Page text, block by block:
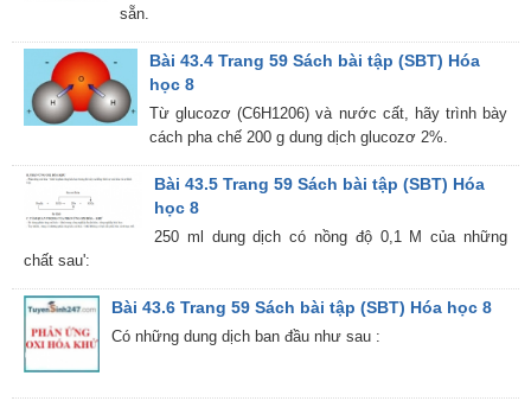
sẵn.
Bài 43.4 Trang 59 Sách bài tập (SBT) Hóa
học 8
Từ glucozơ (C6H1206) và nước cất, hãy trình bày
cách pha chế 200 g dung dịch glucozơ 2%.
Bài 43.5 Trang 59 Sách bài tập (SBT) Hóa
học 8
250 ml dung dịch có nồng độ 0,1 M của những
chất sau':
Bài 43.6 Trang 59 Sách bài tập (SBT) Hóa học 8
Có những dung dịch ban đầu như sau :